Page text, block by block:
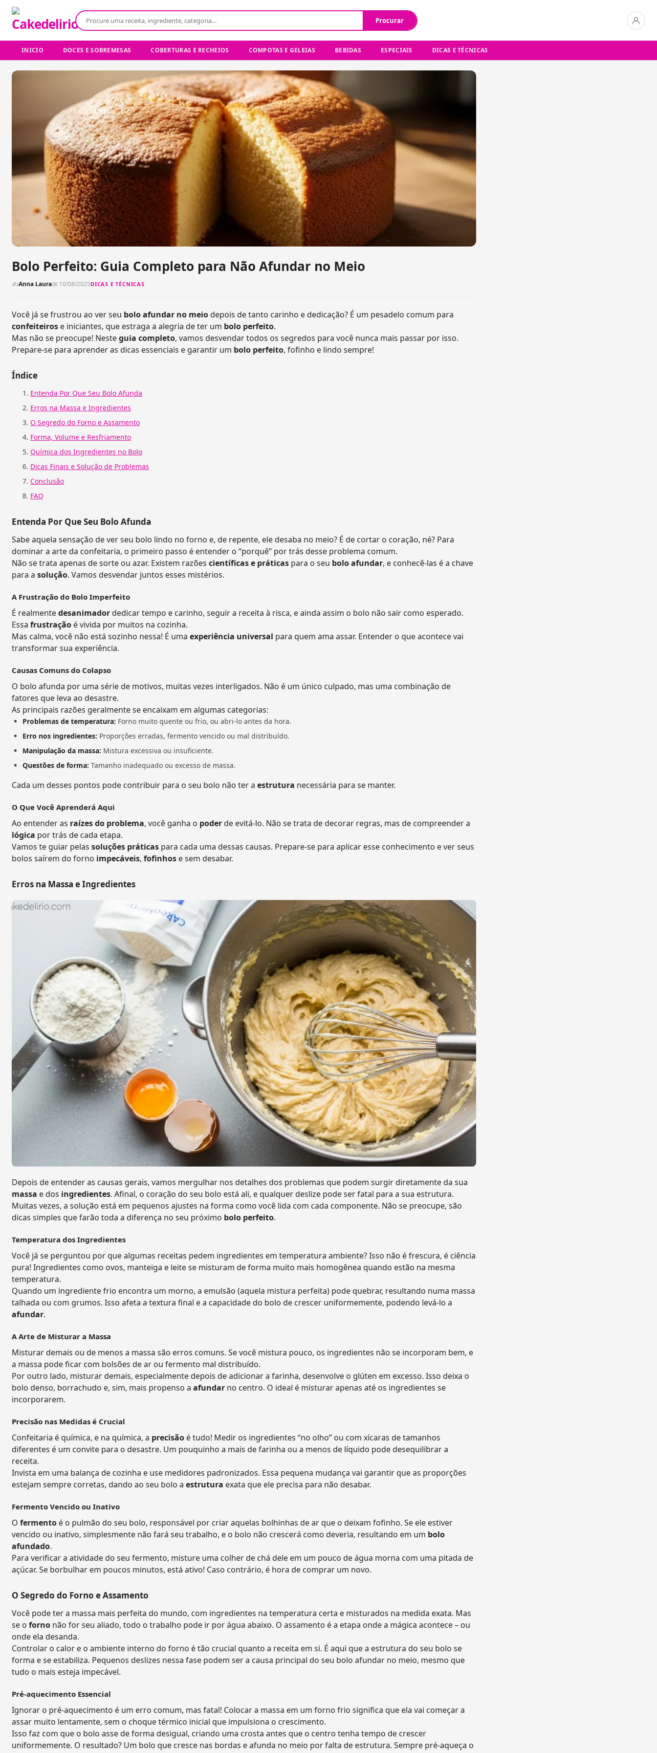
Buscar: Procurar
INICIO DOCES E SOBREMESAS COBERTURAS E RECHEIOS COMPOTAS E GELEIAS BEBIDAS ESPECIAIS DICAS E TÉCNICAS
Bolo Perfeito: Guia Completo para Não Afundar no Meio
✍Anna Laura📅 10/08/2025DICAS E TÉCNICAS
Você já se frustrou ao ver seu bolo afundar no meiodepois de tanto carinho e dedicação? É um pesadelo comum para
confeiteiros e iniciantes, que estraga a alegria de ter um bolo perfeito.
Mas não se preocupe! Nesteguia completo, vamos desvendar todos os segredos para você nunca mais passar por isso.
Prepare-se para aprender as dicas essenciais e garantir um bolo perfeito, fofinho e lindo sempre!
Índice
Entenda Por Que Seu Bolo Afunda
Erros na Massa e Ingredientes
O Segredo do Forno e Assamento
Forma, Volume e Resfriamento
Química dos Ingredientes no Bolo
Dicas Finais e Solução de Problemas
Conclusão
FAQ
Entenda Por Que Seu Bolo Afunda
Sabe aquela sensação de ver seu bolo lindo no forno e, de repente, ele desaba no meio? É de cortar o coração, né? Para
dominar a arte da confeitaria, o primeiro passo é entender o “porquê” por trás desse problema comum.
Não se trata apenas de sorte ou azar. Existem razões científicas e práticas para o seu bolo afundar, e conhecê-las é a chave
para a solução. Vamos desvendar juntos esses mistérios.
A Frustração do Bolo Imperfeito
É realmentedesanimadordedicar tempo e carinho, seguir a receita à risca, e ainda assim o bolo não sair como esperado.
Essa frustração é vivida por muitos na cozinha.
Mas calma, você não está sozinho nessa! É uma experiência universal para quem ama assar. Entender o que acontece vai
transformar sua experiência.
Causas Comuns do Colapso
O bolo afunda por uma série de motivos, muitas vezes interligados. Não é um único culpado, mas uma combinação de
fatores que leva ao desastre.
As principais razões geralmente se encaixam em algumas categorias:
Problemas de temperatura: Forno muito quente ou frio, ou abri-lo antes da hora.
Erro nos ingredientes: Proporções erradas, fermento vencido ou mal distribuído.
Manipulação da massa: Mistura excessiva ou insuficiente.
Questões de forma: Tamanho inadequado ou excesso de massa.
Cada um desses pontos pode contribuir para o seu bolo não ter a estrutura necessária para se manter.
O Que Você Aprenderá Aqui
Ao entender as raízes do problema, você ganha o poderde evitá-lo. Não se trata de decorar regras, mas de compreender a
lógica por trás de cada etapa.
Vamos te guiar pelas soluções práticas para cada uma dessas causas. Prepare-se para aplicar esse conhecimento e ver seus
bolos saírem do forno impecáveis, fofinhos e sem desabar.
Erros na Massa e Ingredientes
Depois de entender as causas gerais, vamos mergulhar nos detalhes dos problemas que podem surgir diretamente da sua
massa e dos ingredientes. Afinal, o coração do seu bolo está ali, e qualquer deslize pode ser fatal para a sua estrutura.
Muitas vezes, a solução está em pequenos ajustes na forma como você lida com cada componente. Não se preocupe, são
dicas simples que farão toda a diferença no seu próximo bolo perfeito.
Temperatura dos Ingredientes
Você já se perguntou por que algumas receitas pedem ingredientes em temperatura ambiente? Isso não é frescura, é ciência
pura! Ingredientes como ovos, manteiga e leite se misturam de forma muito mais homogênea quando estão na mesma
temperatura.
Quando um ingrediente frio encontra um morno, a emulsão (aquela mistura perfeita) pode quebrar, resultando numa massa
talhada ou com grumos. Isso afeta a textura final e a capacidade do bolo de crescer uniformemente, podendo levá-lo a
afundar.
A Arte de Misturar a Massa
Misturar demais ou de menos a massa são erros comuns. Se você mistura pouco, os ingredientes não se incorporam bem, e
a massa pode ficar com bolsões de ar ou fermento mal distribuído.
Por outro lado, misturar demais, especialmente depois de adicionar a farinha, desenvolve o glúten em excesso. Isso deixa o
bolo denso, borrachudo e, sim, mais propenso a afundar no centro. O ideal é misturar apenas até os ingredientes se
incorporarem.
Precisão nas Medidas é Crucial
Confeitaria é química, e na química, a precisão é tudo! Medir os ingredientes “no olho” ou com xícaras de tamanhos
diferentes é um convite para o desastre. Um pouquinho a mais de farinha ou a menos de líquido pode desequilibrar a
receita.
Invista em uma balança de cozinha e use medidores padronizados. Essa pequena mudança vai garantir que as proporções
estejam sempre corretas, dando ao seu bolo a estrutura exata que ele precisa para não desabar.
Fermento Vencido ou Inativo
O fermento é o pulmão do seu bolo, responsável por criar aquelas bolhinhas de ar que o deixam fofinho. Se ele estiver
vencido ou inativo, simplesmente não fará seu trabalho, e o bolo não crescerá como deveria, resultando em um bolo
afundado.
Para verificar a atividade do seu fermento, misture uma colher de chá dele em um pouco de água morna com uma pitada de
açúcar. Se borbulhar em poucos minutos, está ativo! Caso contrário, é hora de comprar um novo.
O Segredo do Forno e Assamento
Você pode ter a massa mais perfeita do mundo, com ingredientes na temperatura certa e misturados na medida exata. Mas
se o forno não for seu aliado, todo o trabalho pode ir por água abaixo. O assamento é a etapa onde a mágica acontece – ou
onde ela desanda.
Controlar o calor e o ambiente interno do forno é tão crucial quanto a receita em si. É aqui que a estrutura do seu bolo se
forma e se estabiliza. Pequenos deslizes nessa fase podem ser a causa principal do seu bolo afundar no meio, mesmo que
tudo o mais esteja impecável.
Pré-aquecimento Essencial
Ignorar o pré-aquecimento é um erro comum, mas fatal! Colocar a massa em um forno frio significa que ela vai começar a
assar muito lentamente, sem o choque térmico inicial que impulsiona o crescimento.
Isso faz com que o bolo asse de forma desigual, criando uma crosta antes que o centro tenha tempo de crescer
uniformemente. O resultado? Um bolo que cresce nas bordas e afunda no meio por falta de estrutura. Sempre pré-aqueça o